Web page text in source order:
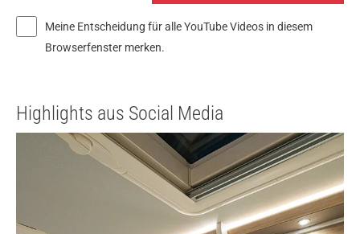
Meine Entscheidung für alle YouTube Videos in diesem
Browserfenster merken.
Highlights aus Social Media